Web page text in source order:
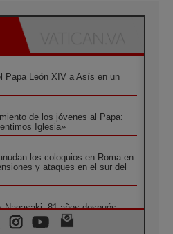
Papa León XIV a Asís en un
de los jóvenes al Papa:
Iglesia»
los coloquios en Roma en
y ataques en el sur del
Nagasaki, 81 años después.
"Diez Días Oración por la Paz"